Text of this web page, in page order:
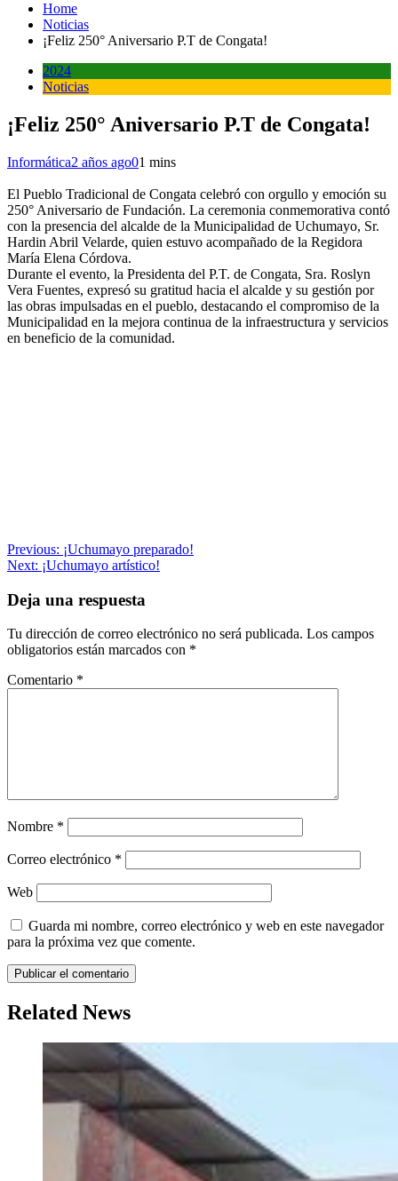
Home
Noticias
¡Feliz 250° Aniversario P.T de Congata!
2024
Noticias
¡Feliz 250° Aniversario P.T de Congata!
Informática2 años ago01 mins
El Pueblo Tradicional de Congata celebró con orgullo y emoción su
250° Aniversario de Fundación. La ceremonia conmemorativa contó
con la presencia del alcalde de la Municipalidad de Uchumayo, Sr.
Hardin Abril Velarde, quien estuvo acompañado de la Regidora
María Elena Córdova.
Durante el evento, la Presidenta del P.T. de Congata, Sra. Roslyn
Vera Fuentes, expresó su gratitud hacia el alcalde y su gestión por
las obras impulsadas en el pueblo, destacando el compromiso de la
Municipalidad en la mejora continua de la infraestructura y servicios
en beneficio de la comunidad.
Navegación
de
entradas
Previous: ¡Uchumayo preparado!
Next: ¡Uchumayo artístico!
Deja una respuesta
Tu dirección de correo electrónico no será publicada. Los campos
obligatorios están marcados con *
Comentario *
Nombre *
Correo electrónico *
Web
Guarda mi nombre, correo electrónico y web en este navegador
para la próxima vez que comente.
Related News